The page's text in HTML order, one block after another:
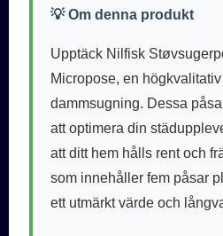
💡 Om denna produkt
Upptäck Nilfisk
Micropose, en
dammsugning. Dessa
att optimera din
att ditt hem hålls rent och
som innehåller fem påsar
ett utmärkt värde och